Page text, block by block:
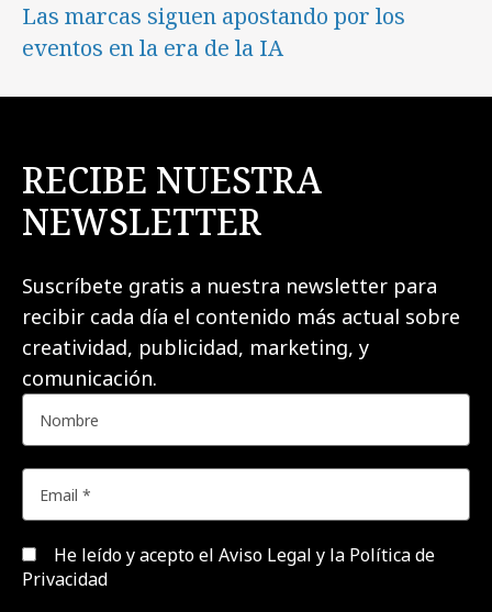
Las marcas siguen apostando por los
eventos en la era de la IA
RECIBE NUESTRA
NEWSLETTER
Suscríbete gratis a nuestra newsletter para
recibir cada día el contenido más actual sobre
creatividad, publicidad, marketing, y
comunicación.
He leído y acepto el Aviso Legal y la Política de
Privacidad